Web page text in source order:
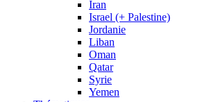
Iran
Israel (+ Palestine)
Jordanie
Liban
Oman
Qatar
Syrie
Yemen